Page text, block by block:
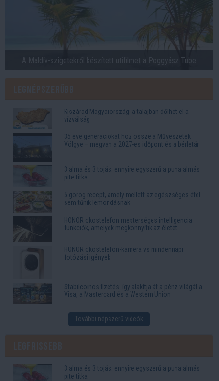
A Maldív-szigetekről készített utifilmet a Poggyász Tube
Kiszárad Magyarország: a talajban dőlhet el a
vízválság
35 éve generációkat hoz össze a Művészetek
Völgye – megvan a 2027-es időpont és a bérletár
3 alma és 3 tojás: ennyire egyszerű a puha almás
pite titka
5 görög recept, amely mellett az egészséges étel
sem tűnik lemondásnak
HONOR okostelefon mesterséges intelligencia
funkciók, amelyek megkönnyítik az életet
HONOR okostelefon-kamera vs mindennapi
fotózási igények
Stabilcoinos fizetés: így alakítja át a pénz világát a
Visa, a Mastercard és a Western Union
További népszerű videók
3 alma és 3 tojás: ennyire egyszerű a puha almás
pite titka